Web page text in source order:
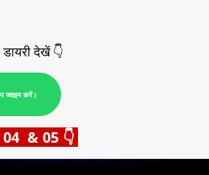
देखें👇
ज्वाइन करें।
04 & 05 👇